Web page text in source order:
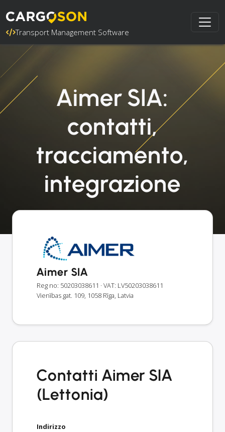
Transport Management Software
Aimer SIA:
contatti,
tracciamento,
integrazione
Aimer SIA
Reg no: 50203038611 · VAT: LV50203038611
Vienības gat. 109, 1058 Rīga, Latvia
Contatti Aimer SIA
(Lettonia)
Indirizzo